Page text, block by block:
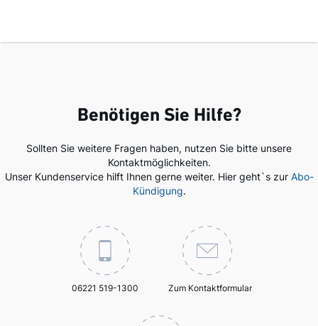
Benötigen Sie Hilfe?
Sollten Sie weitere Fragen haben, nutzen Sie bitte unsere
Kontaktmöglichkeiten.
Unser Kundenservice hilft Ihnen gerne weiter. Hier geht`s zur Abo-
Kündigung.
06221 519-1300 Zum Kontaktformular